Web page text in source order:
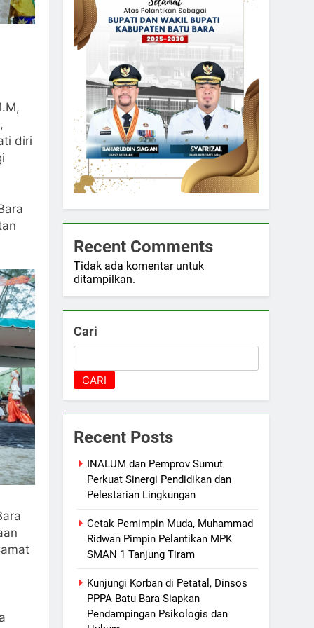
diri
Recent Comments
Tidak ada komentar untuk
ditampilkan.
Cari
CARI
Recent Posts
INALUM dan Pemprov Sumut
Perkuat Sinergi Pendidikan dan
Pelestarian Lingkungan
Cetak Pemimpin Muda, Muhammad
Ridwan Pimpin Pelantikan MPK
SMAN 1 Tanjung Tiram
Kunjungi Korban di Petatal, Dinsos
PPPA Batu Bara Siapkan
Pendampingan Psikologis dan